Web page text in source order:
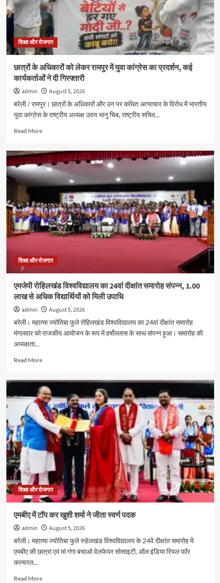
ड्रामा
प्रतियोगिताओं
में
छात्रों
ने
दिखाई
शिक्षा और रोजगार
छात्रों के अधिकारों को लेकर रामपुर में युवा कांग्रेस का प्रदर्शन, कई
कार्यकर्ताओं ने दी गिरफ्तारी
admin
August 5, 2026
बरेली / रामपुर। छात्रों के अधिकारों और उन पर कथित अत्याचार के विरोध में भारतीय
युवा कांग्रेस के राष्ट्रीय अध्यक्ष उदय भानु चिब, राष्ट्रीय सचिव...
Read MoreRead
छात्रों
के
अधिकारों
को
रामपुर
में
युवा
कांग्रेस
कई
दी
गिरफ्तारी
शिक्षा और रोजगार
एमजेपी रोहिलखंड विश्वविद्यालय का 24वां दीक्षांत समारोह संपन्न, 1.00
लाख से अधिक विद्यार्थियों को मिली उपाधि
admin
August 5, 2026
बरेली। महात्मा ज्योतिबा फुले रोहिलखंड विश्वविद्यालय का 24वां दीक्षांत समारोह
मंगलवार को राजकीय आयोजन के रूप में हर्षोल्लास के साथ संपन्न हुआ। समारोह की
अध्यक्षता...
Read MoreRead
एमजेपी
रोहिलखंड
विश्वविद्यालय
का
24वां
दीक्षांत
समारोह
संपन्न,
लाख
से
अधिक
विद्यार्थियों
मिली
उपाधि
शिक्षा और रोजगार
एमबीए में टॉप कर खुशी शर्मा ने जीता स्वर्ण पदक
admin
August 5, 2026
बरेली। महात्मा ज्योतिबा फुले रुहेलखंड विश्वविद्यालय के 24वें दीक्षांत समारोह में
एमबीए की छात्रा एवं मां गंगा बचाओ वेलफेयर सोसाइटी, ऑल इंडिया रियल फॉर
कल्चरल...
Read MoreRead